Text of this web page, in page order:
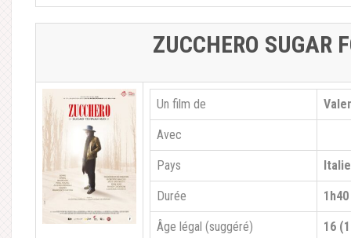
ZUCCHERO SUGAR
Un film de
Avec
Pays
Durée 1h40
Âge légal (suggéré) 16